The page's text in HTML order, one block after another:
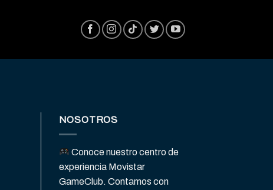
NOSOTROS
Conoce nuestro centro de
experiencia Movistar
GameClub. Contamos con